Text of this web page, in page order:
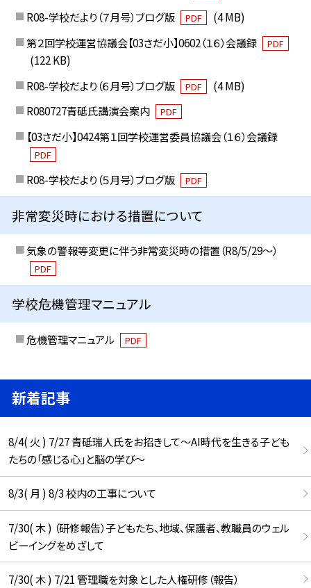
R08-学校だより（７月号）ブログ版
PDF
(4 MB)
第２回学校運営協議会【03さだ小】0602（１６）会議録
PDF
(122 KB)
R08-学校だより（６月号）ブログ版
PDF
(4 MB)
R080727青砥氏講演会案内
PDF
【03さだ小】0424第１回学校運営委員協議会（１６）会議録
PDF
R08-学校だより（５月号）ブログ版 PDF
非常変災時における措置について
気象の警報等変更に伴う非常変災時の措置（R8/5/29〜）
PDF
学校危機管理マニュアル
危機管理マニュアル PDF
新着記事
8/4( 火 ) 7/27 青砥瑞人氏をお招きして〜AI時代を生きる子ども
たちの「感じる心」と脳の学び〜
8/3( 月 ) 8/3 校内の工事について
7/30( 木 ) （研修報告）子どもたち、地域、保護者、教職員のウェル
ビーイングをめざして
7/30( 木 ) 7/21 管理職を対象とした人権研修（報告）